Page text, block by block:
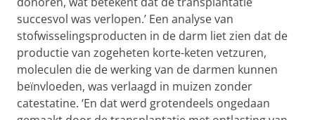
succesvol was verlopen.’ Een analyse van
stofwisselingsproducten in de darm liet zien dat de
productie van zogeheten korte-keten vetzuren,
moleculen die de werking van de darmen kunnen
beïnvloeden, was verlaagd in muizen zonder
catestatine. ‘En dat werd grotendeels ongedaan